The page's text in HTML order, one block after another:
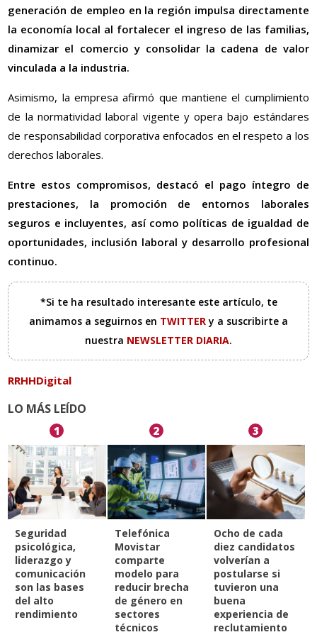
generación de empleo en la región impulsa directamente
la economía local al fortalecer el ingreso de las familias,
dinamizar el comercio y consolidar la cadena de valor
vinculada a la industria.
Asimismo, la empresa afirmó que mantiene el cumplimiento
de la normatividad laboral vigente y opera bajo estándares
de responsabilidad corporativa enfocados en el respeto a los
derechos laborales.
Entre estos compromisos, destacó el pago íntegro de
prestaciones, la promoción de entornos laborales
seguros e incluyentes, así como políticas de igualdad de
oportunidades, inclusión laboral y desarrollo profesional
continuo.
*Si te ha resultado interesante este artículo, te
animamos a seguirnos en TWITTERy a suscribirte a
nuestra NEWSLETTER DIARIA.
RRHHDigital
LO MÁS LEÍDO
1
Seguridad
psicológica,
liderazgo y
comunicación
son las bases
del alto
rendimiento
2
Telefónica
Movistar
comparte
modelo para
reducir brecha
de género en
sectores
técnicos
3
Ocho de cada
diez candidatos
volverían a
postularse si
tuvieron una
buena
experiencia de
reclutamiento